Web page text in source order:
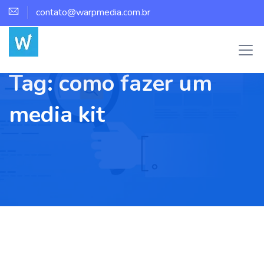
contato@warpmedia.com.br
Tag:como fazer um
media kit